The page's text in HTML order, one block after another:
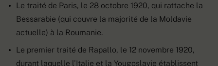
Le traité de Paris, le 28 octobre 1920, qui rattache la
Bessarabie (qui couvre la majorité de la Moldavie
actuelle) à la Roumanie.
Le premier traité de Rapallo, le 12 novembre 1920,
durant laquelle l’Italie et la Yougoslavie établissent